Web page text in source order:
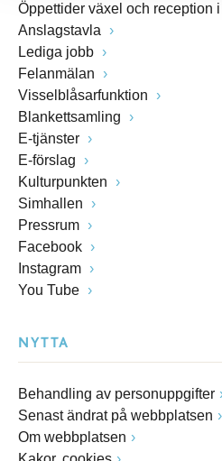
Öppettider växel och reception
Anslagstavla
Lediga jobb
Felanmälan
Visselblåsarfunktion
Blankettsamling
E-tjänster
E-förslag
Kulturpunkten
Simhallen
Pressrum
Facebook
Instagram
You Tube
NYTTA
Behandling av personuppgifter
Senast ändrat på webbplatsen
Om webbplatsen